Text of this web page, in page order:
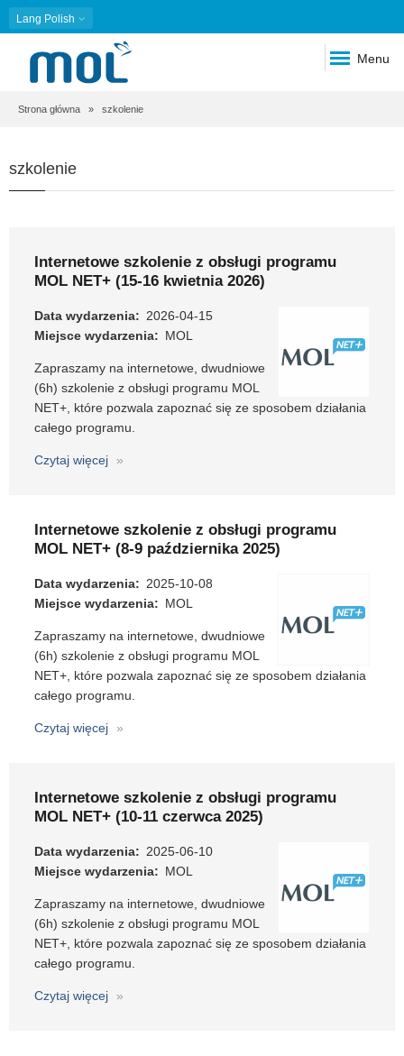
Lang Polish
Menu
Ścieżka
nawigacyjna
Strona główna szkolenie
szkolenie
Internetowe szkolenie z obsługi programu
MOL NET+ (15-16 kwietnia 2026)
Data wydarzenia
2026-04-15
Miejsce wydarzenia
MOL
Zapraszamy na internetowe, dwudniowe
(6h) szkolenie z obsługi programu MOL
NET+, które pozwala zapoznać się ze sposobem działania
całego programu.
Czytaj więcej
o
obsługi
programu
MOL
NET+
16
kwietnia
2026)
Internetowe szkolenie z obsługi programu
MOL NET+ (8-9 października 2025)
Data wydarzenia
2025-10-08
Miejsce wydarzenia
MOL
Zapraszamy na internetowe, dwudniowe
(6h) szkolenie z obsługi programu MOL
NET+, które pozwala zapoznać się ze sposobem działania
całego programu.
Czytaj więcej
o
obsługi
programu
MOL
NET+
9
października
2025)
Internetowe szkolenie z obsługi programu
MOL NET+ (10-11 czerwca 2025)
Data wydarzenia
2025-06-10
Miejsce wydarzenia
MOL
Zapraszamy na internetowe, dwudniowe
(6h) szkolenie z obsługi programu MOL
NET+, które pozwala zapoznać się ze sposobem działania
całego programu.
Czytaj więcej
o